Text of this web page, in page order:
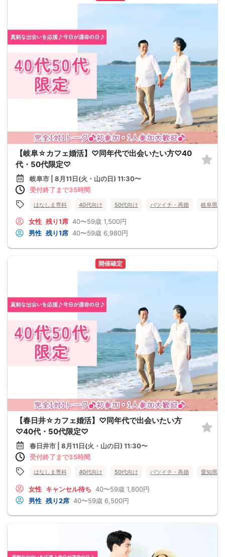
【岐阜☆カフェ婚活】♡同年代で出会いたい方♡40
代・50代限定♡
岐阜市 | 8月11日(火・山の日) 11:30〜
受付終了まで35時間
はなしま専科 40代向け 50代向け バツイチ・再婚 岐阜県
女性 残り1席 40〜59歳 1,500円
男性 残り1席 40〜59歳 6,980円
開催確定
【春日井☆カフェ婚活】♡同年代で出会いたい方
♡40代・50代限定♡
春日井市 | 8月11日(火・山の日) 11:30〜
受付終了まで35時間
はなしま専科 40代向け 50代向け バツイチ・再婚 愛知県
女性 キャンセル待ち 40〜59歳 1,800円
男性 残り2席 40〜59歳 6,500円